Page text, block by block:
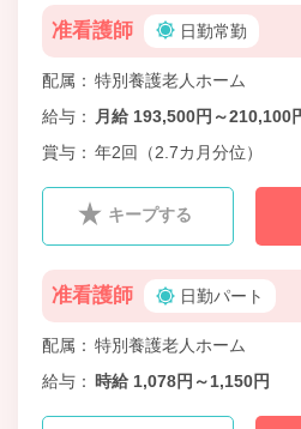
准看護師 日勤常勤
配属
特別養護老人ホーム
給与
月給 193,500円～210,100
賞与
年2回（2.7カ月分位）
キープする
准看護師 日勤パート
配属
特別養護老人ホーム
給与
時給 1,078円～1,150円